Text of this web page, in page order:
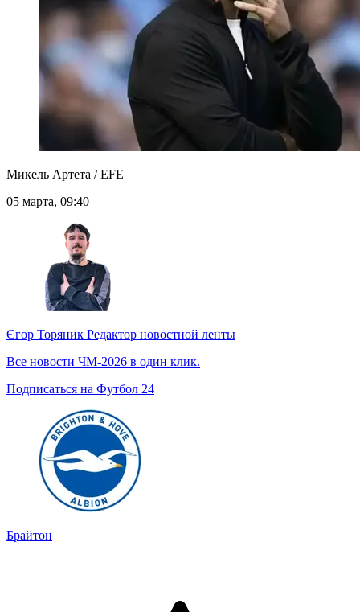
Микель Артета / EFE
05 марта, 09:40
Єгор Торяник Редактор новостной ленты
Все новости ЧМ-2026 в один клик.
Подписаться на Футбол 24
Брайтон